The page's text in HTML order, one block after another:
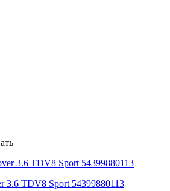
3.6 TDV8 Sport 54399880113